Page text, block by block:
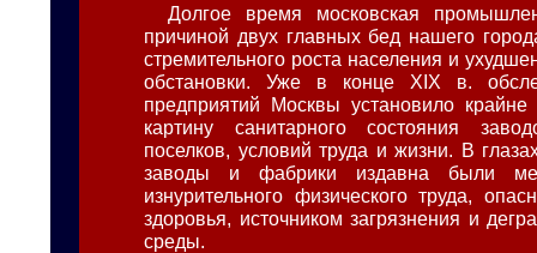
Долгое время московская
причиной двух главных бед нашего
стремительного роста населения и
обстановки. Уже в конце XIX в.
предприятий Москвы установило крайне
картину санитарного состояния
поселков, условий труда и жизни. В
заводы и фабрики издавна были
изнурительного физического труда,
здоровья, источником загрязнения и
среды.